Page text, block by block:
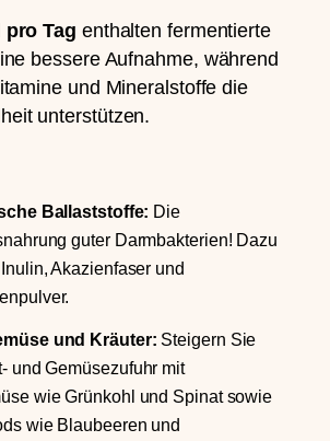
Tag enthalten fermentierte
bessere Aufnahme, während
und Mineralstoffe die
unterstützen.
Ballaststoffe: Die
guter Darmbakterien! Dazu
Akazienfaser und
und Kräuter: Steigern Sie
und Gemüsezufuhr mit
wie Grünkohl und Spinat sowie
wie Blaubeeren und